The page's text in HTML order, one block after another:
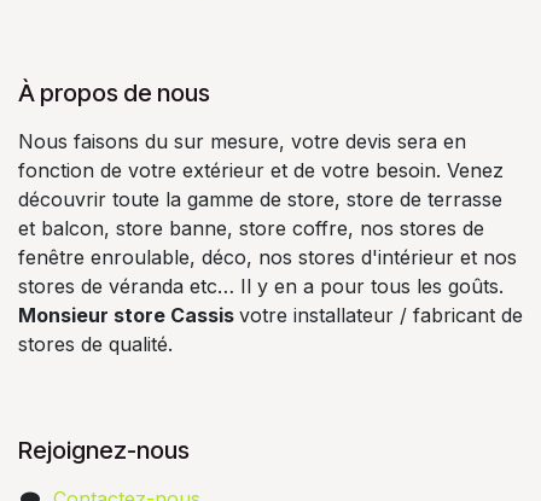
À propos de nous
Nous faisons du sur mesure, votre devis sera en
fonction de votre extérieur et de votre besoin. Venez
découvrir toute la gamme de store, store de terrasse
et balcon, store banne, store coffre, nos stores de
fenêtre enroulable, déco, nos stores d'intérieur et nos
stores de véranda etc… Il y en a pour tous les goûts.
Monsieur store Cassis votre installateur / fabricant de
stores de qualité.
Rejoignez-nous